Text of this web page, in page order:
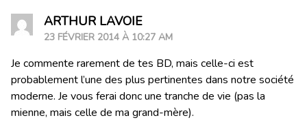
ARTHUR LAVOIE
23 FÉVRIER 2014 À 10:27 AM
Je commente rarement de tes BD, mais celle-ci est
probablement l’une des plus pertinentes dans notre société
moderne. Je vous ferai donc une tranche de vie (pas la
mienne, mais celle de ma grand-mère).